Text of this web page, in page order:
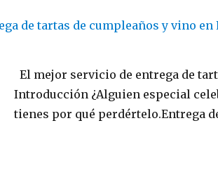
El mejor servicio de entrega de
Introducción ¿Alguien especial
tienes por qué perdértelo.Entrega